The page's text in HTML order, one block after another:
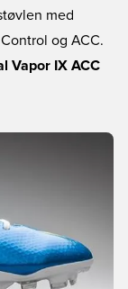
med
og ACC.
Vapor IX ACC